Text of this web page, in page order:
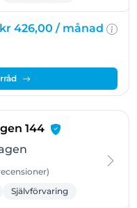
426,00 / månad
144- Bandhagen
)
Självförvaring